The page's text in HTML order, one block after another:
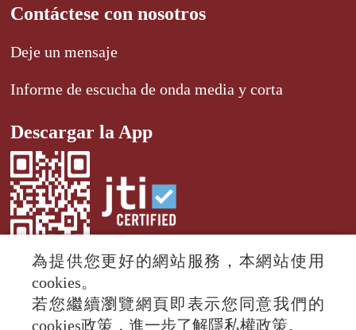
Contáctese con nosotros
Deje un mensaje
Informe de escucha de onda media y corta
Descargar la App
© 2024 RTI (Radio Taiwan International).
All rights reserved.
為提供您更好的網站服務，本網站使用
cookies。
若您繼續瀏覽網頁即表示您同意我們的
cookies政策，進一步了解隱私權政策。